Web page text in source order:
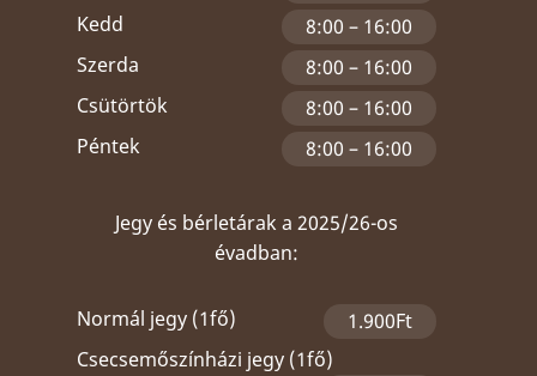
Kedd
8:00 – 16:00
Szerda
8:00 – 16:00
Csütörtök
8:00 – 16:00
Péntek
8:00 – 16:00
Jegy és bérletárak a 2025/26-os
évadban:
Normál jegy (1fő)
1.900Ft
Csecsemőszínházi jegy (1fő)